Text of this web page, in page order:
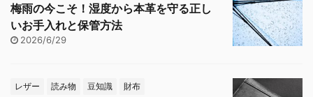
梅雨の今こそ！湿度から本革を守る正し
いお手入れと保管方法
2026/6/29
レザー 読み物 豆知識 財布